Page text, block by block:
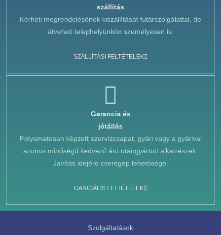
szállítás
Kérheti megrendelésének kiszállítását futárszolgálattal, de
átveheti telephelyünkön személyesen is.
SZÁLLÍTÁSI FELTÉTELEK
Garancia és
jótállás
Folyamatosan képzett szervízcsapat, gyári vagy a gyárival
azonos minőségű kedvező árú utángyártott alkatrészek.
Javítás idejére cseregép lehetősége.
GANCIÁLIS FELTÉTELEK
Szolgáltatások